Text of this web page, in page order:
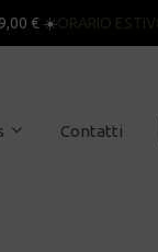
€ ☀️ORARIO
Contatti